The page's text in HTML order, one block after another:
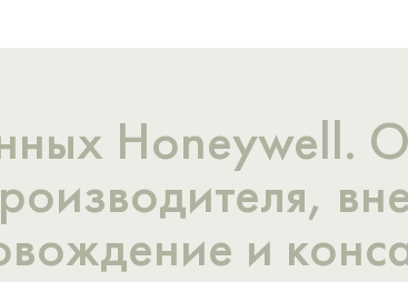
Honeywell.
и